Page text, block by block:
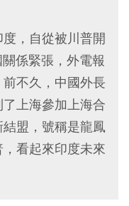
，自從被川普開
係緊張，外電報
不久，中國外長
上海參加上海合
盟，號稱是龍鳳
看起來印度未來